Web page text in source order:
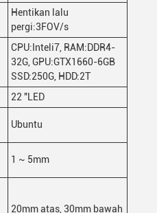
Hentikan lalu
pergi:3FOV/s
CPU:Inteli7, RAM:DDR4-
32G, GPU:GTX1660-6GB
SSD:250G, HDD:2T
22 "LED
Ubuntu
1 ~ 5mm
20mm atas, 30mm bawah